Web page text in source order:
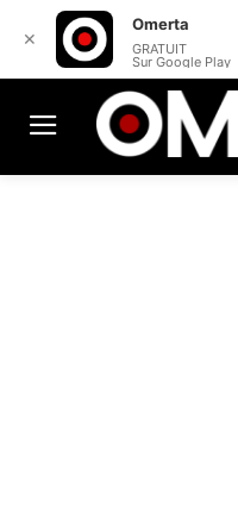
✕
Omerta
GRATUIT
Sur Google Play